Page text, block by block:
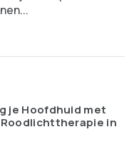
je Hoofdhuid met
Roodlichttherapie in